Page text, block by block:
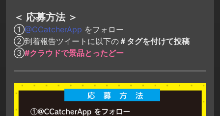
＜ 応募方法 ＞
①@CCatcherApp をフォロー
②到着報告ツイートに以下の＃タグを付けて投稿
③#クラウドで景品とったどー